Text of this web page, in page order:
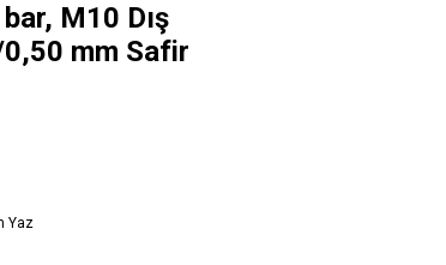
M10 Dış
mm Safir
Yaz